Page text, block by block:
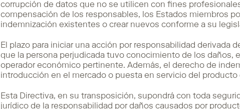
corrupción de datos que no se utilicen con fines
compensación de los responsables, los Estados miembros
indemnización existentes o crear nuevos conforme a su
El plazo para iniciar una acción por responsabilidad derivada
que la persona perjudicada tuvo conocimiento de los daños,
operador económico pertinente. Además, el derecho de
introducción en el mercado o puesta en servicio del
Esta Directiva, en su transposición, supondrá con toda
jurídico de la responsabilidad por daños causados por